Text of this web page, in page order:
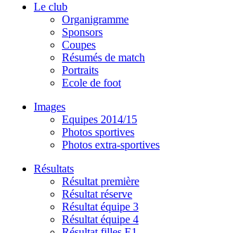
Le club
Organigramme
Sponsors
Coupes
Résumés de match
Portraits
Ecole de foot
Images
Equipes 2014/15
Photos sportives
Photos extra-sportives
Résultats
Résultat première
Résultat réserve
Résultat équipe 3
Résultat équipe 4